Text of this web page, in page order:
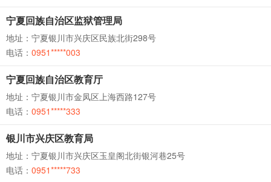
宁夏回族自治区监狱管理局
地址：宁夏银川市兴庆区民族北街298号
电话： 0951*****003
宁夏回族自治区教育厅
地址：宁夏银川市金凤区上海西路127号
电话： 0951*****333
银川市兴庆区教育局
地址：宁夏银川市兴庆区玉皇阁北街银河巷25号
电话： 0951*****733